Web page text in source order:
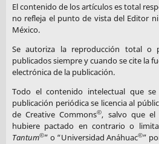
El contenido de los artículos es total
no refleja el punto de vista del Editor
México.
Se autoriza la reproducción total o
publicados siempre y cuando se cite la
electrónica de la publicación.
Todo el contenido intelectual que
publicación periódica se licencia al
de Creative Commons©, salvo que el
hubiere pactado en contrario o
Tantum©” o “Universidad Anáhuac©”